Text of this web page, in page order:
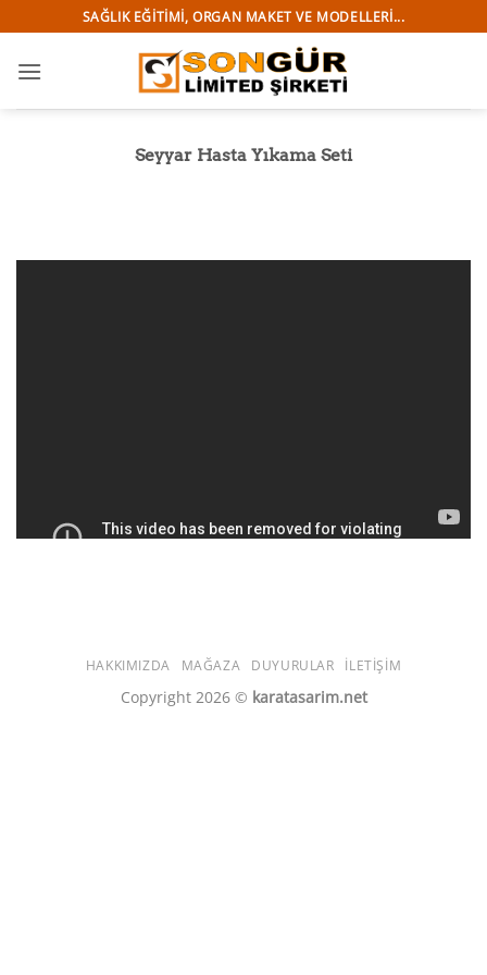
atla
SAĞLIK EĞITIMI, ORGAN MAKET VE MODELLERI...
Seyyar Hasta Yıkama Seti
HAKKIMIZDA MAĞAZA DUYURULAR İLETIŞIM
Copyright 2026 © karatasarim.net